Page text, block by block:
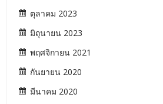
ตุลาคม 2023
มิถุนายน 2023
พฤศจิกายน 2021
กันยายน 2020
มีนาคม 2020